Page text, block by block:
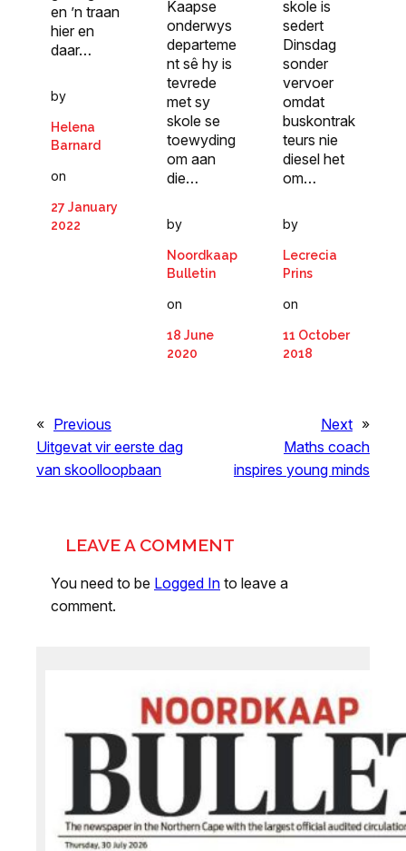
en ’n traan
hier en
daar…
by
Helena
Barnard
on
27 January
2022
Kaapse
onderwys
departeme
nt sê hy is
tevrede
met sy
skole se
toewyding
om aan
die…
by
Noordkaap
Bulletin
on
18 June
2020
skole is
sedert
Dinsdag
sonder
vervoer
omdat
buskontrak
teurs nie
diesel het
om…
by
Lecrecia
Prins
on
11 October
2018
« Previous
Uitgevat vir eerste dag
van skoolloopbaan
Next »
Maths coach
inspires young minds
LEAVE A COMMENT
You need to be Logged In to leave a
comment.